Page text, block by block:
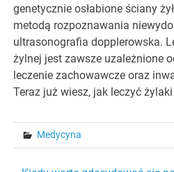
genetycznie osłabione ściany
metodą rozpoznawania
ultrasonografia dopplerowska.
żylnej jest zawsze uzależnione
leczenie zachowawcze oraz
Teraz już wiesz, jak leczyć
Medycyna